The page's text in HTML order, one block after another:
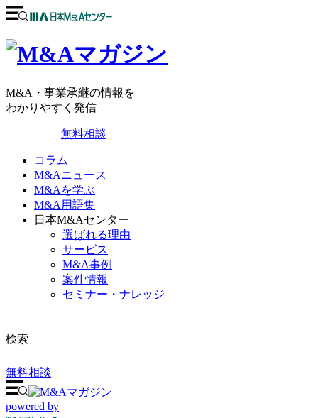
M&A・事業承継の情報を
わかりやすく発信
無料相談
コラム
M&Aニュース
M&Aを学ぶ
M&A用語集
日本M&Aセンター
選ばれる理由
サービス
M&A事例
案件情報
セミナー・ナレッジ
検索
無料相談
powered by